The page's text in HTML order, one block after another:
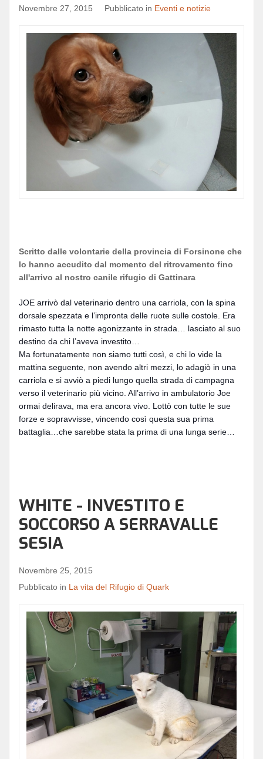
Novembre 27, 2015 Pubblicato in Eventi e notizie
Scritto dalle volontarie della provincia di Forsinone che
lo hanno accudito dal momento del ritrovamento fino
all'arrivo al nostro canile rifugio di Gattinara
JOE arrivò dal veterinario dentro una carriola, con la spina
dorsale spezzata e l’impronta delle ruote sulle costole. Era
rimasto tutta la notte agonizzante in strada… lasciato al suo
destino da chi l’aveva investito…
Ma fortunatamente non siamo tutti così, e chi lo vide la
mattina seguente, non avendo altri mezzi, lo adagiò in una
carriola e si avviò a piedi lungo quella strada di campagna
verso il veterinario più vicino. All’arrivo in ambulatorio Joe
ormai delirava, ma era ancora vivo. Lottò con tutte le sue
forze e sopravvisse, vincendo così questa sua prima
battaglia…che sarebbe stata la prima di una lunga serie…
WHITE - INVESTITO E
SOCCORSO A SERRAVALLE
SESIA
Novembre 25, 2015
Pubblicato in La vita del Rifugio di Quark